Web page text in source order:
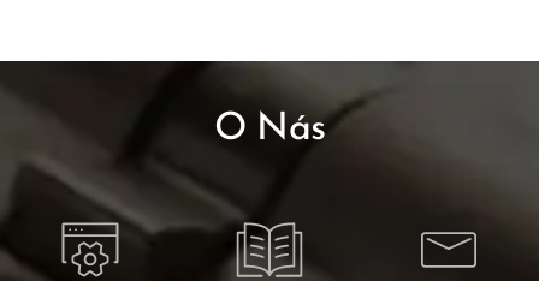
O Nás